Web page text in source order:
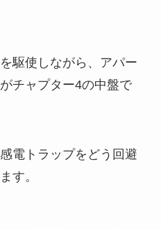
駆使しながら、アパー
チャプター4の中盤で
電トラップをどう回避
す。